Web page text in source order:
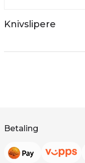
Knivslipere
Betaling